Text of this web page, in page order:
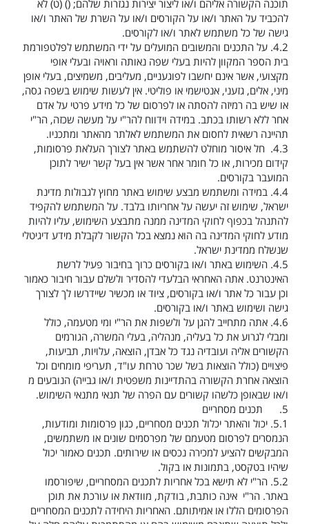
תוכנה הקשורה אליהם ו/או ליצור יצירות נגזרות שלהם; () (ט) לא
להכביד על האתר ו/או על הקורסים ו/או על השרת של האתר ו/או
גישה של כל משתמש לאתר ו/או לקורסים.
4.2. על התכנים והמשובים המועלים על ידי המשתמש לפלטפורמת
בית הספר המקוון להיות בעלי שפה נאותה וראויה ובעלי אופי
מקצועי, אשר אינם יחשבו לפוגעניים, מעליבים, משמיצים, בעלי אופן
מיני, אלים, גזעני, אנטישמי או פוליטי. אין לעשות שימוש בשפה גסה,
או שיש בה רמיזה להסתה או לפרסום של כל מידע פרטי על אדם
אחר ללא רשותו בכתב. במידה וידווח להר"י על מעשה שכזה, הר"י
תהיינה רשאית לחסום את המשתמש לאלתר מהאתר ומתכניו.
4.3.
חל איסור מוחלט להשתמש באתר לצורך העלאת פרסומות,
קידום מכירות, או כל חומר אחר אשר אין בעל קשר ישיר לתוכן
המועבר בקורסים.
4.4. במידה ומשתמש מבצע שימוש באתר מחוץ לגבולות מדינת
ישראל, שימוש זה יעשה על אחריותו בלבד. על המשתמש להקפיד
להתנהל בכפוף לחוקי המדינה ממנה מתבצע השימוש, עליו להיות
מודע לחוקי המדינה בה הוא נמצא בכל הקשור לקבלת מידע דיגיטלי
שנשלח ממדינת ישראל.
4.5. השימוש באתר ו/או בקורסים כרוך בחיבור פעיל לרשת
האינטרנט. אתה האחראי הבלעדי להסדיר ולשלם עבור חיבור כאמור
וכן עבור כל אתר ו/או בקורסים, ציוד או מכשיר שיידרשו לך לצורך
גישה ושימוש באתר ו/או בקורסים.
4.6. אתה מתחייב להגן על ולשפות את הר"י ומי מטעמה, כולל
ומבלי לגרוע את כל בעליה, מנהליה, בעלי המשרה, הגורמים
הקשורים אליה ועובדיה נגד כל אבדן, הוצאה, עלויות, תביעות,
פיצויים (כולל הוצאות בשל שכר טרחת עו"ד, תעריפי מומחים וכל
הוצאה אחרת הקשורה בהתדיינות משפטית ו/או גבייה) הנובעים מ
ו/או שבאופן כלשהו קשורים עם הפרה של תנאי מתנאי השימוש.
5.
תכנים מסחריים
5.1. יכול והאתר יכלול תכנים מסחריים, כגון פרסומות ומודעות,
הנמסרים לפרסום מטעמם של מפרסמים שונים או משתמשים,
המבקשים להציע למכירה נכסים או שירותים. תכנים כאמור יכול
שיהיו בטקסט, בתמונות או בקול.
5.2. הר"י לא תישא בכל אחריות לתכנים המסחריים, שיפורסמו
באתר. הר"י אינה כותבת, בודקת, מוודאת או עורכת את תוכן
הפרסומים הללו או אמיתותם. האחריות היחידה לתכנים המסחריים